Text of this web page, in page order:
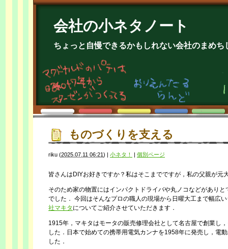
会社の小ネタノート
ちょっと自慢できるかもしれない会社のまめち
ものづくりを支える
riku (2025.07.11 06:21) | 小ネタ！ | 個別ページ
皆さんはDIYお好きですか？私はそこまでですが，私の父親が元
そのため家の物置にはインパクトドライバや丸ノコなどがあり
でした． 今回はそんなプロの職人の現場から日曜大工まで幅広
社マキタ についてご紹介させていただきます．
1915年，マキタはモータの販売修理会社として名古屋で創業し
した．日本で始めての携帯用電気カンナを1958年に発売し，電
した．